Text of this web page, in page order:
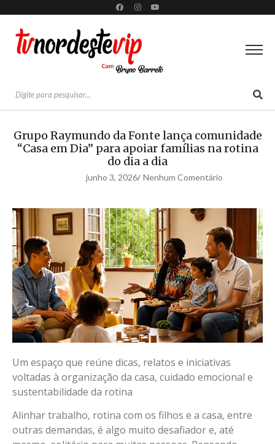
Grupo Raymundo da Fonte lança comunidade
“Casa em Dia” para apoiar famílias na rotina
do dia a dia
junho 3, 2026/ Nenhum Comentário
Um espaço que reúne dicas, relatos e iniciativas
voltadas à organização da casa, cuidado emocional e
sustentabilidade da rotina
Alinhar trabalho, rotina com os filhos e a casa, entre
outras demandas, é algo muito desafiador e, até